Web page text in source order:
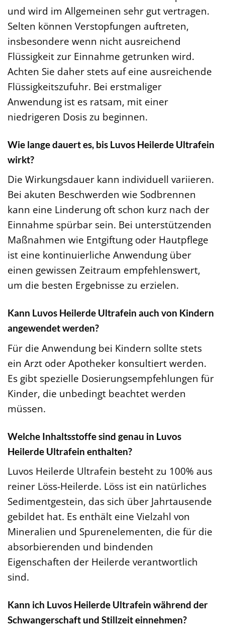
und wird im Allgemeinen sehr gut vertragen.
Selten können Verstopfungen auftreten,
insbesondere wenn nicht ausreichend
Flüssigkeit zur Einnahme getrunken wird.
Achten Sie daher stets auf eine ausreichende
Flüssigkeitszufuhr. Bei erstmaliger
Anwendung ist es ratsam, mit einer
niedrigeren Dosis zu beginnen.
Wie lange dauert es, bis Luvos Heilerde Ultrafein
wirkt?
Die Wirkungsdauer kann individuell variieren.
Bei akuten Beschwerden wie Sodbrennen
kann eine Linderung oft schon kurz nach der
Einnahme spürbar sein. Bei unterstützenden
Maßnahmen wie Entgiftung oder Hautpflege
ist eine kontinuierliche Anwendung über
einen gewissen Zeitraum empfehlenswert,
um die besten Ergebnisse zu erzielen.
Kann Luvos Heilerde Ultrafein auch von Kindern
angewendet werden?
Für die Anwendung bei Kindern sollte stets
ein Arzt oder Apotheker konsultiert werden.
Es gibt spezielle Dosierungsempfehlungen für
Kinder, die unbedingt beachtet werden
müssen.
Welche Inhaltsstoffe sind genau in Luvos
Heilerde Ultrafein enthalten?
Luvos Heilerde Ultrafein besteht zu 100% aus
reiner Löss-Heilerde. Löss ist ein natürliches
Sedimentgestein, das sich über Jahrtausende
gebildet hat. Es enthält eine Vielzahl von
Mineralien und Spurenelementen, die für die
absorbierenden und bindenden
Eigenschaften der Heilerde verantwortlich
sind.
Kann ich Luvos Heilerde Ultrafein während der
Schwangerschaft und Stillzeit einnehmen?